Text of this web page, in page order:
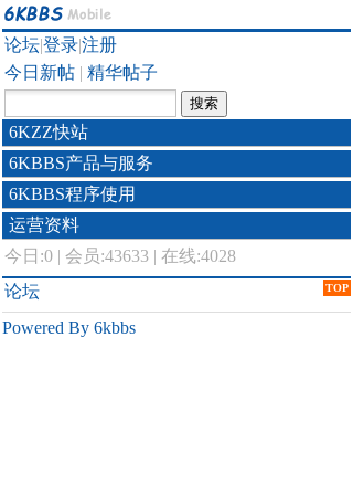
论坛|登录|注册
今日新帖 | 精华帖子
6KZZ快站
6KBBS产品与服务
6KBBS程序使用
运营资料
今日:0 | 会员:43633 | 在线:4028
TOP
论坛
Powered By 6kbbs